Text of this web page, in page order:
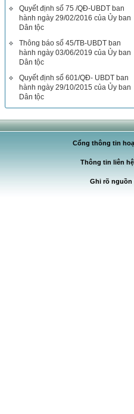
Quyết định số 75 /QĐ-UBDT ban
hành ngày 29/02/2016 của Ủy ban
Dân tộc
Thông báo số 45/TB-UBDT ban
hành ngày 03/06/2019 của Ủy ban
Dân tộc
Quyết định số 601/QĐ- UBDT ban
hành ngày 29/10/2015 của Ủy ban
Dân tộc
Cổng thông tin
Thông tin liên
Ghi rõ nguồn